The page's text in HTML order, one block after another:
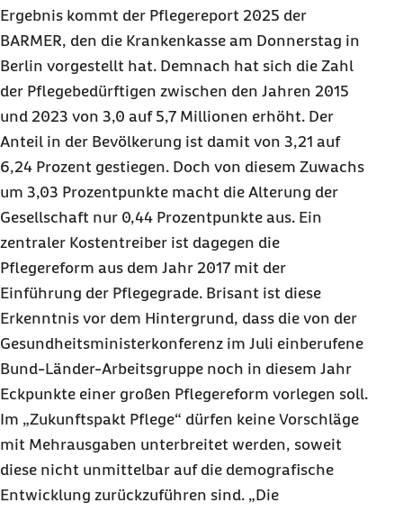
Ergebnis kommt der Pflegereport 2025 der
BARMER, den die Krankenkasse am Donnerstag in
Berlin vorgestellt hat. Demnach hat sich die Zahl
der Pflegebedürftigen zwischen den Jahren 2015
und 2023 von 3,0 auf 5,7 Millionen erhöht. Der
Anteil in der Bevölkerung ist damit von 3,21 auf
6,24 Prozent gestiegen. Doch von diesem Zuwachs
um 3,03 Prozentpunkte macht die Alterung der
Gesellschaft nur 0,44 Prozentpunkte aus. Ein
zentraler Kostentreiber ist dagegen die
Pflegereform aus dem Jahr 2017 mit der
Einführung der Pflegegrade. Brisant ist diese
Erkenntnis vor dem Hintergrund, dass die von der
Gesundheitsministerkonferenz im Juli einberufene
Bund-Länder-Arbeitsgruppe noch in diesem Jahr
Eckpunkte einer großen Pflegereform vorlegen soll.
Im „Zukunftspakt Pflege“ dürfen keine Vorschläge
mit Mehrausgaben unterbreitet werden, soweit
diese nicht unmittelbar auf die demografische
Entwicklung zurückzuführen sind. „Die